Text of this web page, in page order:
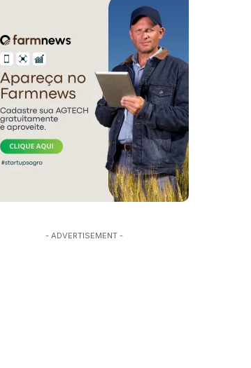
- ADVERTISEMENT -